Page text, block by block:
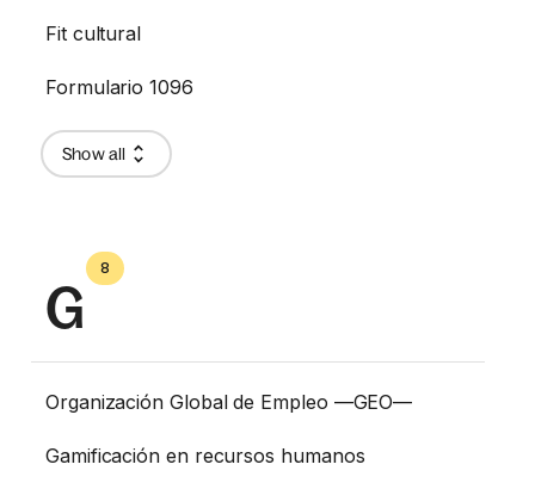
Fit cultural
Formulario 1096
Show all
G
8
Organización Global de Empleo —GEO—
Gamificación en recursos humanos